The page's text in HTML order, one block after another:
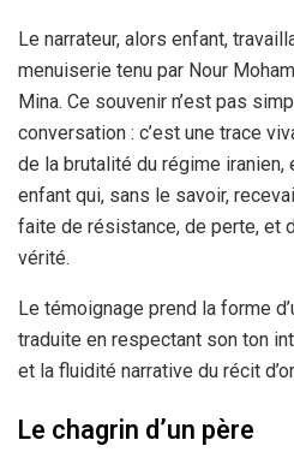
Le narrateur, alors enfant,
menuiserie tenu par Nour
Mina. Ce souvenir n’est pas
conversation : c’est une trace
de la brutalité du régime iranien,
enfant qui, sans le savoir,
faite de résistance, de perte, et
vérité.
Le témoignage prend la forme
traduite en respectant son ton
et la fluidité narrative du récit
Le chagrin d’un père